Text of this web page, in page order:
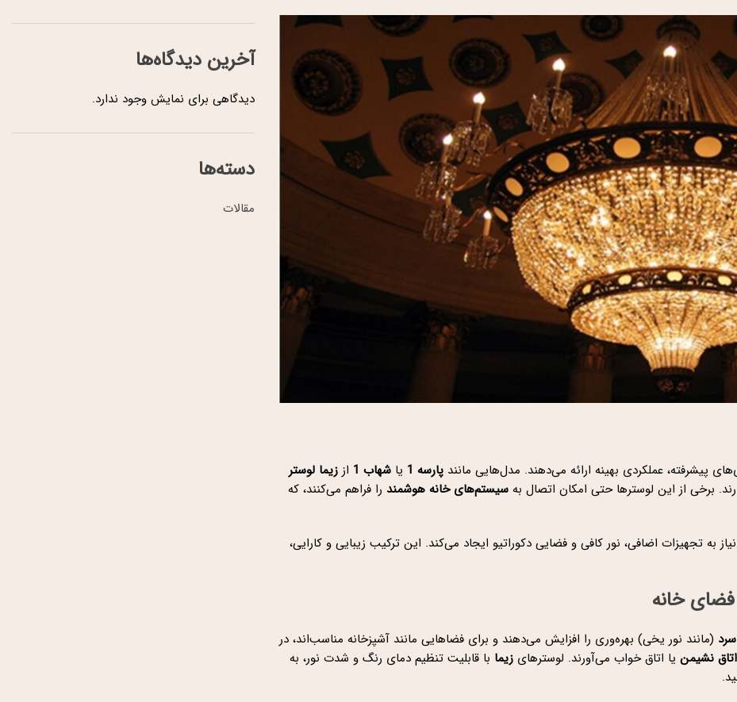
پیشرفته، عملکردی بهینه ارائه می‌دهند. مدل‌هایی مانند پارسه 1 یا شهاب 1 از زیما لوستر
سیستم‌های خانه هوشمند را فراهم می‌کنند، که
به تجهیزات اضافی، نور کافی و فضایی دکوراتیو ایجاد می‌کند. این ترکیب زیبایی و کارایی،
فضای خانه
(مانند نور یخی) بهره‌وری را افزایش می‌دهند و برای فضاهایی مانند آشپزخانه مناسب‌اند، در
اتاق نشیمن یا اتاق خواب می‌آورند. لوسترهای زیما با قابلیت تنظیم دمای رنگ و شدت نور، به
آخرین دیدگاه‌ها
دیدگاهی برای نمایش وجود ندارد.
دسته‌ها
مقالات